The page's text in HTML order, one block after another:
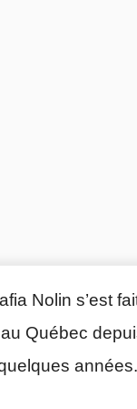
Nolin s’est
Québec
années.